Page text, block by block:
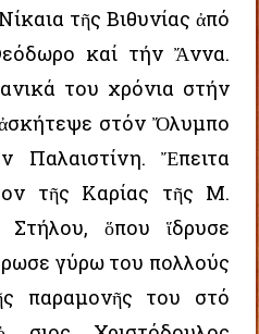
τῆς Βιθυνίας ἀπό
καί τήν Ἄννα.
του χρόνια στήν
στόν Ὄλυμπο
Παλαιστίνη. Ἔπειτα
τῆς Καρίας τῆς Μ.
ὅπου ἵδρυσε
γύρω του πολλούς
παραμονῆς του στό